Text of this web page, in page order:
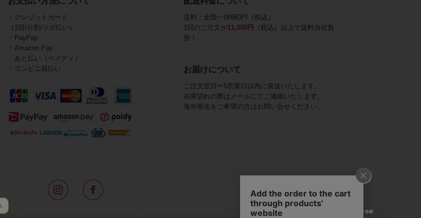
・クレジットカード
（1回/分割/リボ払い）
・PayPay
・Amazon Pay
・あと払い（ペイディ）
・コンビニ前払い
送料：全国一律660円（税込）
1回のご注文が11,000円
（税込）以上で送料当社負
担！
お届けについて
ご注文翌日〜5営業日以内に発送いたします。
在庫切れの際はメールにてご連絡いたします。
海外発送をご希望の方はお問い合せください。